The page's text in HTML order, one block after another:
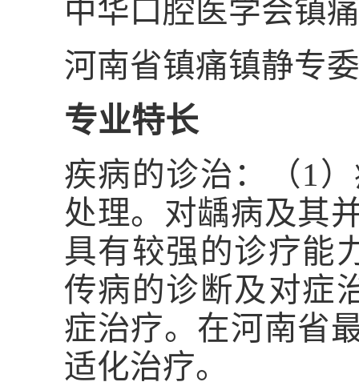
中华口腔医学会镇
河南省镇痛镇静专
专业特长
疾病的诊治：（1
处理。对龋病及其
具有较强的诊疗能
传病的诊断及对症
症治疗。在河南省
适化治疗。